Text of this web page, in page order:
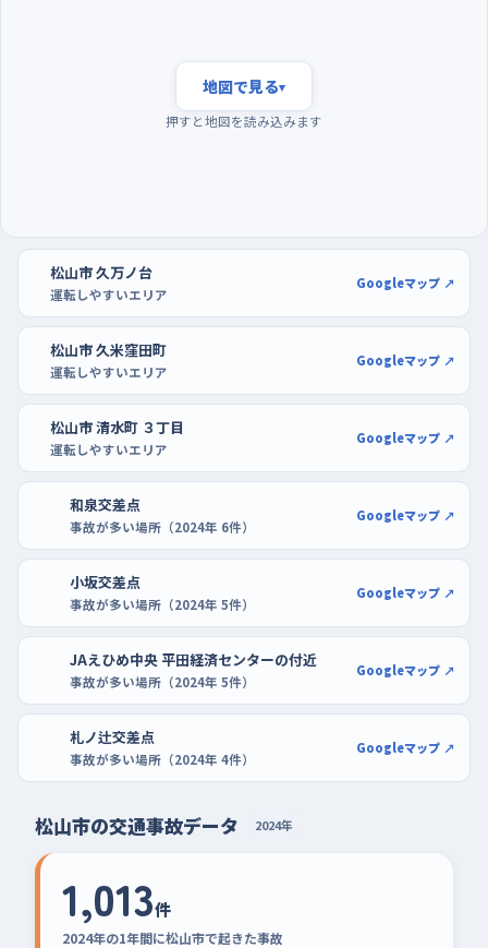
どに増えて、判断する材料が多くなる。それより早い夜明けすぎ
の時間帯は交通量が落ち着いていて、同じ道でも景色をゆっくり
確かめながら走れるので、練習の一本目にはこの時間が向いて
DCM城北店のような大型店の駐車場で、区画が空いている開店
前後を狙うといい。白線が見やすく通路も広いので、切り返しを
何度もやり直せる。
地図で見る▾
押すと地図を読み込みます
松山市 久万ノ台
運転しやすいエリア
Googleマップ ↗
松山市 久米窪田町
運転しやすいエリア
Googleマップ ↗
松山市 清水町 ３丁目
運転しやすいエリア
Googleマップ ↗
和泉交差点
事故が多い場所（2024年 6件）
Googleマップ ↗
小坂交差点
事故が多い場所（2024年 5件）
Googleマップ ↗
JAえひめ中央 平田経済センターの付近
事故が多い場所（2024年 5件）
Googleマップ ↗
札ノ辻交差点
事故が多い場所（2024年 4件）
Googleマップ ↗
松山市の交通事故データ 2024年
1,013件
2024年の1年間に松山市で起きた事故